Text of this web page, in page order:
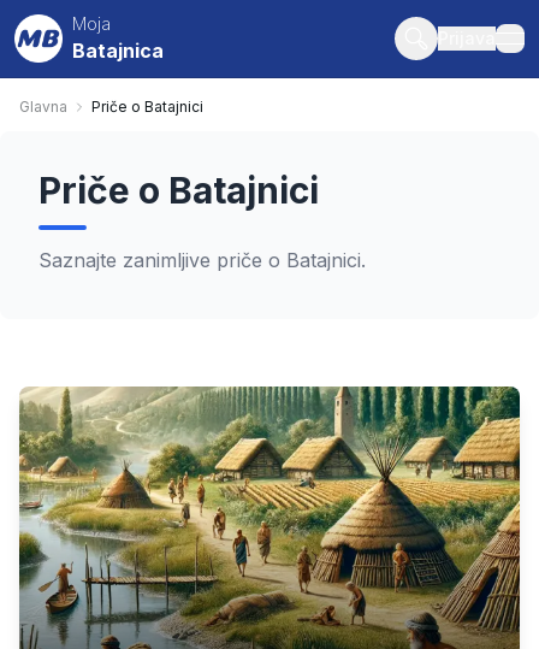
Moja
Batajnica
Glavna Priče o Batajnici
Priče o Batajnici
Saznajte zanimljive priče o Batajnici.